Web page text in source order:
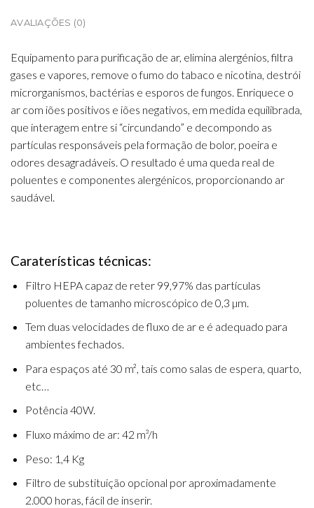
AVALIAÇÕES (0)
Equipamento para purificação de ar, elimina alergénios, filtra
gases e vapores, remove o fumo do tabaco e nicotina, destrói
microrganismos, bactérias e esporos de fungos. Enriquece o
ar com iões positivos e iões negativos, em medida equilibrada,
que interagem entre si “circundando” e decompondo as
partículas responsáveis pela formação de bolor, poeira e
odores desagradáveis. O resultado é uma queda real de
poluentes e componentes alergénicos, proporcionando ar
saudável.
Caraterísticas técnicas:
Filtro HEPA capaz de reter 99,97% das partículas
poluentes de tamanho microscópico de 0,3 µm.
Tem duas velocidades de fluxo de ar e é adequado para
ambientes fechados.
Para espaços até 30 m², tais como salas de espera, quarto,
etc…
Potência 40W.
Fluxo máximo de ar: 42 m³/h
Peso: 1,4 Kg
Filtro de substituição opcional por aproximadamente
2.000 horas, fácil de inserir.